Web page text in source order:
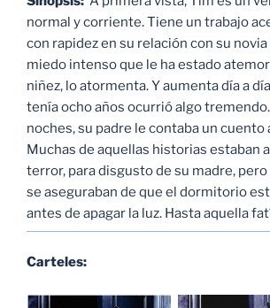
normal y corriente. Tiene un trabajo
con rapidez en su relación con su novia
miedo intenso que le ha estado
niñez, lo atormenta. Y aumenta día a
tenía ocho años ocurrió algo tremendo.
noches, su padre le contaba un cuento
Muchas de aquellas historias estaban
terror, para disgusto de su madre,
se aseguraban de que el dormitorio
antes de apagar la luz. Hasta aquella
Carteles: